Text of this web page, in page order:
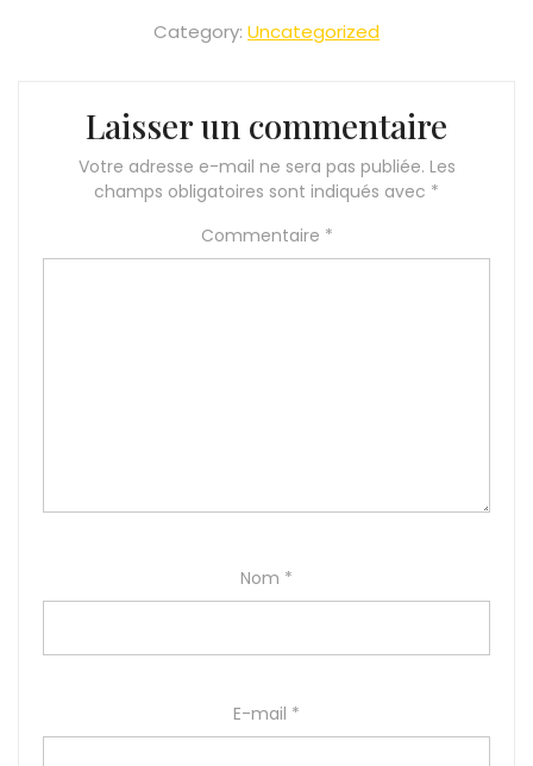
Category: Uncategorized
Laisser un commentaire
Votre adresse e-mail ne sera pas publiée. Les
champs obligatoires sont indiqués avec *
Commentaire *
Nom *
E-mail *